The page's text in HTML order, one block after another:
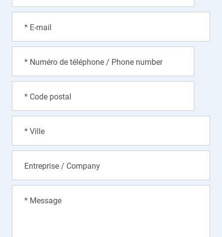
* E-mail
* Numéro de téléphone / Phone number
* Code postal
* Ville
Entreprise / Company
* Message